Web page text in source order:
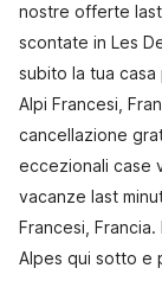
nostre offerte
scontate in Les
subito la tua casa
Alpi Francesi,
cancellazione
eccezionali case
vacanze last
Francesi,
Alpes qui sotto e